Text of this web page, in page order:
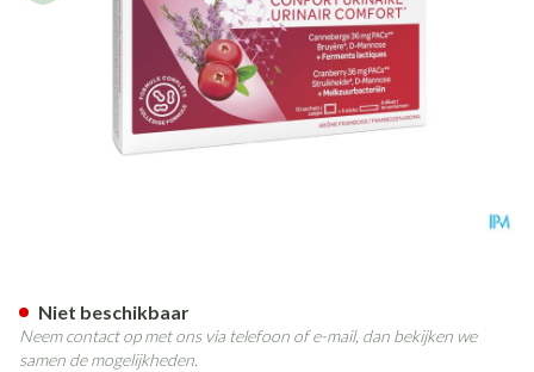
Niet beschikbaar
Neem contact op met ons via telefoon of e-mail, dan bekijken we
samen de mogelijkheden.